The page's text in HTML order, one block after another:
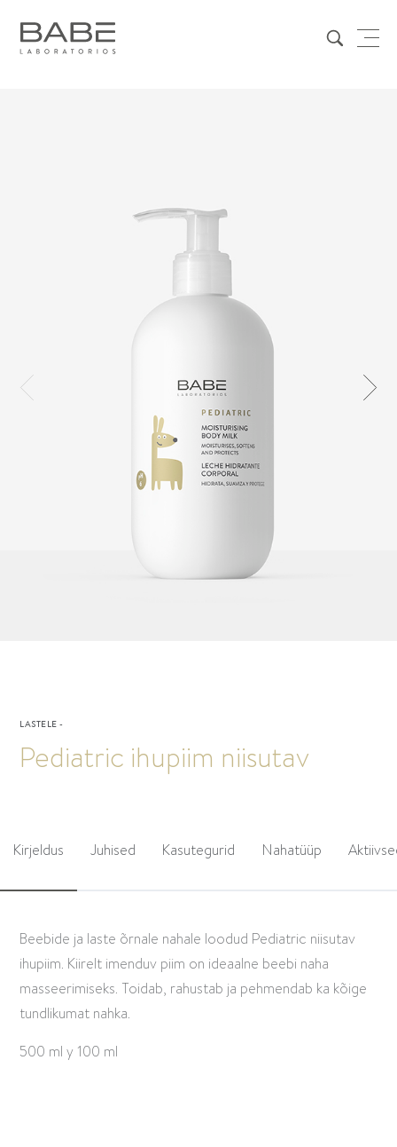
LASTELE-
Pediatric ihupiim niisutav
Kirjeldus Juhised Kasutegurid Nahatüüp
Beebide ja laste õrnale nahale loodud Pediatric niisutav
ihupiim. Kiirelt imenduv piim on ideaalne beebi naha
masseerimiseks. Toidab, rahustab ja pehmendab ka kõige
tundlikumat nahka.
500 ml y 100 ml